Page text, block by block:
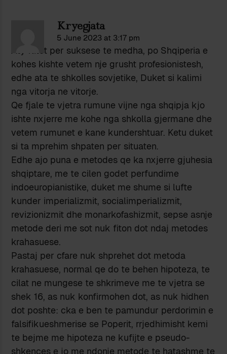
Kryegjata
5 June 2023 at 3:17 pm
Aty flitet per suksese te medha, po Shqiperia e
kohes kishte vetem nje grusht profesionistesh,
edhe ata te shkolles sovjetike, Duket si kalimi
nga vitorja ne vitorje.
Qe fjale te vjetra rumune vijne nga shqipja kjo
ishte nxjerre me kohe nga shkolla gjermane dhe
vetem rumunet e kane kundershtuar. Ketu duket
si ta mprehim shpaten per situaten.
Edhe ajo puna e metodes qe ka nxjerre gjuhesia
shqiptare, me te cilen godet perfundime
indoeuropianistike, duket me shume si lufte
kunder imperializmit, socialimperializmit,
revizionizmit dhe monarkofashizmit, sepse asnje
metode deri me sot nuk fiton dot ndaj metodes
krahasuese.
Pastaj per cfare nuk shprehet dot metoda
krahasuese, normal qe do te behen hipoteza, te
cilat ne mungese te shkrimeve me te vjetra se
shek 16, as nuk konfirmohen dot, as nuk hidhen
dot poshte: cka e ben te pamundur perdorimin e
falsifikueshmerise se Poperit, rrjedhimisht kemi
te bejme me hipoteza ne kufijte e pseudo-
shkences e jo me ndonje metode te hatashme te